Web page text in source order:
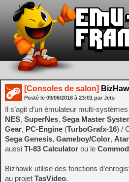
[Consoles de salon]
Posté le 09/06/2018 à 23:01 par Jets
Il s’agit d’un émulateur multi-
NES, SuperNes, Sega Master
Gear, PC-Engine (TurboGrafx-16) /
Sega Genesis, Gameboy/Color,
aussi TI-83 Calculator ou le
Bizhawk utilise des fonctions
au projet TasVideo.